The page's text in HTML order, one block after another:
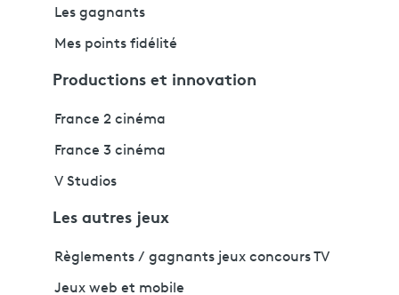
Les gagnants
Mes points fidélité
Productions et innovation
France 2 cinéma
France 3 cinéma
V Studios
Les autres jeux
Règlements / gagnants jeux concours TV
Jeux web et mobile